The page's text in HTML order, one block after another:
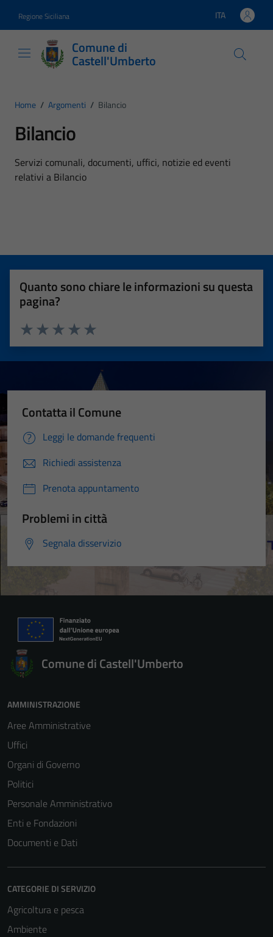
Regione Siciliana Lingua attiva:
ITA
Comune di
Castell'Umberto
Home / Argomenti / Bilancio
Bilancio
Dettagli dell'argomento
Servizi comunali, documenti, uffici, notizie ed eventi
relativi a Bilancio
Quanto sono chiare le informazioni su questa
pagina?
Valuta 5 stelle su 5
Valuta 4 stelle su 5
Valuta 3 stelle su 5
Valuta 2 stelle su 5
Valuta 1 stelle su 5
Contatta il Comune
Leggi le domande frequenti
Richiedi assistenza
Prenota appuntamento
Problemi in città
Segnala disservizio
Comune di Castell'Umberto
AMMINISTRAZIONE
Aree Amministrative
Uffici
Organi di Governo
Politici
Personale Amministrativo
Enti e Fondazioni
Documenti e Dati
CATEGORIE DI SERVIZIO
Agricoltura e pesca
Ambiente